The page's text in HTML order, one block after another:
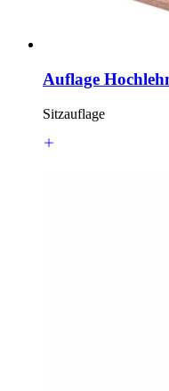
Auflage
Sitzauflage